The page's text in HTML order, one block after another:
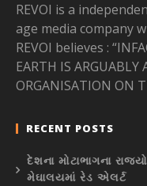
REVOI is a
age media company
REVOI believes :
EARTH IS ARGUABLY
ORGANISATION ON
RECENT POSTS
દેશના મોટાભાગના
મેઘાલયમાં રેડ એલર્ટ